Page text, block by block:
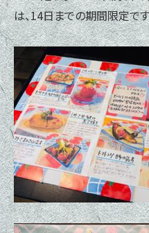
は、14日までの期間限定です